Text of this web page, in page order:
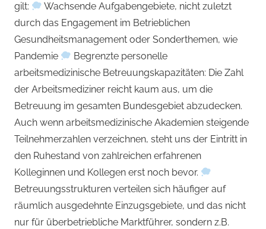
gilt:
Wachsende Aufgabengebiete, nicht zuletzt
durch das Engagement im Betrieblichen
Gesundheitsmanagement oder Sonderthemen, wie
Pandemie
Begrenzte personelle
arbeitsmedizinische Betreuungskapazitäten: Die Zahl
der Arbeitsmediziner reicht kaum aus, um die
Betreuung im gesamten Bundesgebiet abzudecken.
Auch wenn arbeitsmedizinische Akademien steigende
Teilnehmerzahlen verzeichnen, steht uns der Eintritt in
den Ruhestand von zahlreichen erfahrenen
Kolleginnen und Kollegen erst noch bevor.
Betreuungsstrukturen verteilen sich häufiger auf
räumlich ausgedehnte Einzugsgebiete, und das nicht
nur für überbetriebliche Marktführer, sondern z.B.